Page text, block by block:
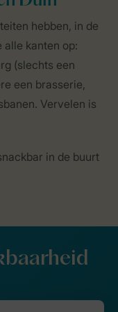
hebben, in de
alle kanten op:
(slechts een
een brasserie,
Vervelen is
in de buurt